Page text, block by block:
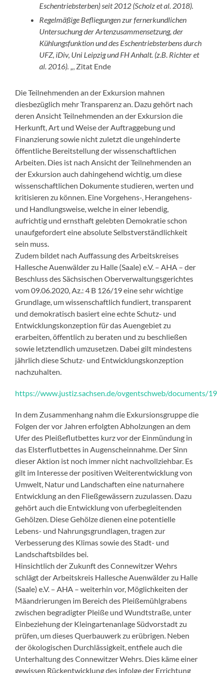
Eschentriebsterben) seit 2012 (Scholz et al. 2018).
Regelmäßige Befliegungen zur fernerkundlichen
Untersuchung der Artenzusammensetzung, der
Kühlungsfunktion und des Eschentriebsterbens durch
UFZ, iDiv, Uni Leipzig und FH Anhalt. (z.B. Richter et
al. 2016).
„, Zitat Ende
Die Teilnehmenden an der Exkursion mahnen
diesbezüglich mehr Transparenz an. Dazu gehört nach
deren Ansicht Teilnehmenden an der Exkursion die
Herkunft, Art und Weise der Auftraggebung und
Finanzierung sowie nicht zuletzt die ungehinderte
öffentliche Bereitstellung der wissenschaftlichen
Arbeiten. Dies ist nach Ansicht der Teilnehmenden an
der Exkursion auch dahingehend wichtig, um diese
wissenschaftlichen Dokumente studieren, werten und
kritisieren zu können. Eine Vorgehens-, Herangehens-
und Handlungsweise, welche in einer lebendig,
aufrichtig und ernsthaft gelebten Demokratie schon
unaufgefordert eine absolute Selbstverständlichkeit
sein muss.
Zudem bildet nach Auffassung des Arbeitskreises
Hallesche Auenwälder zu Halle (Saale) e.V. – AHA – der
Beschluss des Sächsischen Oberverwaltungsgerichtes
vom 09.06.2020, Az.: 4 B 126/19 eine sehr wichtige
Grundlage, um wissenschaftlich fundiert, transparent
und demokratisch basiert eine echte Schutz- und
Entwicklungskonzeption für das Auengebiet zu
erarbeiten, öffentlich zu beraten und zu beschließen
sowie letztendlich umzusetzen. Dabei gilt mindestens
jährlich diese Schutz- und Entwicklungskonzeption
nachzuhalten.
https://www.justiz.sachsen.de/ovgentschweb/documents/
In dem Zusammenhang nahm die Exkursionsgruppe die
Folgen der vor Jahren erfolgten Abholzungen an dem
Ufer des Pleißeflutbettes kurz vor der Einmündung in
das Elsterflutbettes in Augenscheinnahme. Der Sinn
dieser Aktion ist noch immer nicht nachvollziehbar. Es
gilt im Interesse der positiven Weiterentwicklung von
Umwelt, Natur und Landschaften eine naturnahere
Entwicklung an den Fließgewässern zuzulassen. Dazu
gehört auch die Entwicklung von uferbegleitenden
Gehölzen. Diese Gehölze dienen eine potentielle
Lebens- und Nahrungsgrundlagen, tragen zur
Verbesserung des Klimas sowie des Stadt- und
Landschaftsbildes bei.
Hinsichtlich der Zukunft des Connewitzer Wehrs
schlägt der Arbeitskreis Hallesche Auenwälder zu Halle
(Saale) e.V. – AHA – weiterhin vor, Möglichkeiten der
Mäandrierungen im Bereich des Pleißemühlgrabens
zwischen begradigter Pleiße und Wundtstraße, unter
Einbeziehung der Kleingartenanlage Südvorstadt zu
prüfen, um dieses Querbauwerk zu erübrigen. Neben
der ökologischen Durchlässigkeit, entfiele auch die
Unterhaltung des Connewitzer Wehrs. Dies käme einer
gewissen Rückentwicklung des infolge der Errichtung